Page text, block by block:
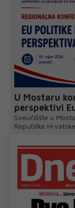
U Mostaru
perspektivi
Sveučilište u
Republike